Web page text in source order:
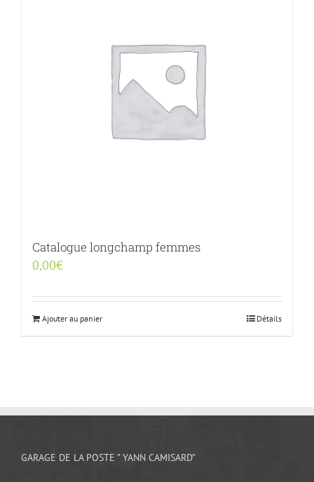
Catalogue longchamp femmes
0,00€
Ajouter au panier Détails
GARAGE DE LA POSTE ” YANN CAMISARD”